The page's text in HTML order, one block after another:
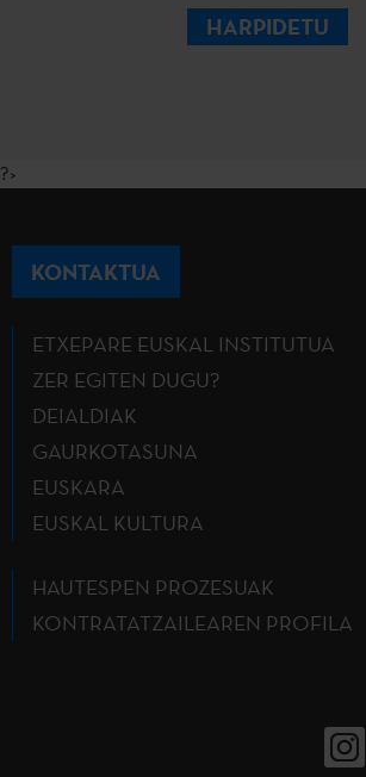
HARPIDETU
?>
KONTAKTUA
ETXEPARE EUSKAL INSTITUTUA
ZER EGITEN DUGU?
DEIALDIAK
GAURKOTASUNA
EUSKARA
EUSKAL KULTURA
HAUTESPEN PROZESUAK
KONTRATATZAILEAREN PROFILA